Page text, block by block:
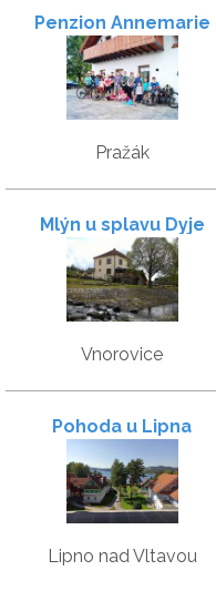
Penzion Annemarie
Pražák
Mlýn u splavu Dyje
Vnorovice
Pohoda u Lipna
Lipno nad Vltavou